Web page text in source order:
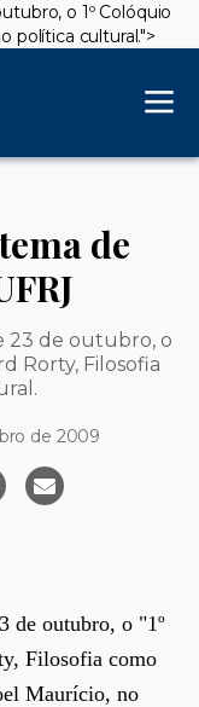
o 1º Colóquio
política cultural.">
de
23 de outubro, o
Rorty, Filosofia
de 2009
de outubro, o "1º
Filosofia como
Maurício, no